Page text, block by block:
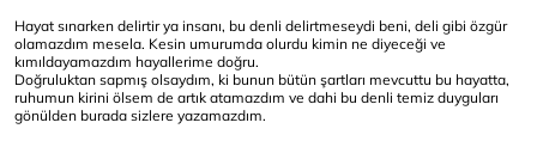
Hayat sınarken delirtir ya insanı, bu denli delirtmeseydi beni, deli gibi özgür
olamazdım mesela. Kesin umurumda olurdu kimin ne diyeceği ve
kımıldayamazdım hayallerime doğru.
Doğruluktan sapmış olsaydım, ki bunun bütün şartları mevcuttu bu hayatta,
ruhumun kirini ölsem de artık atamazdım ve dahi bu denli temiz duyguları
gönülden burada sizlere yazamazdım.